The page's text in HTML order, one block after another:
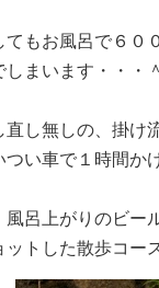
もお風呂で６０
まいます・・・
し無しの、掛け
い車で１時間か
呂上がりのビー
トした散歩コー